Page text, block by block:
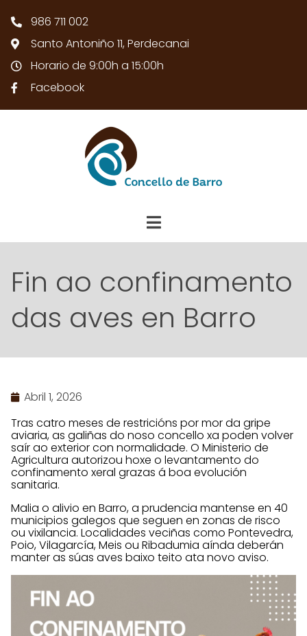
986 711 002
Santo Antoniño 11, Perdecanai
Horario de 9:00h a 15:00h
Facebook
Fin ao confinamento
das aves en Barro
Abril 1, 2026
Tras catro meses de restricións por mor da gripe
aviaria, as galiñas do noso concello xa poden volver
saír ao exterior con normalidade. O Ministerio de
Agricultura autorizou hoxe o levantamento do
confinamento xeral grazas á boa evolución
sanitaria.
Malia o alivio en Barro, a prudencia mantense en 40
municipios galegos que seguen en zonas de risco
ou vixilancia. Localidades veciñas como Pontevedra,
Poio, Vilagarcía, Meis ou Ribadumia aínda deberán
manter as súas aves baixo teito ata novo aviso.